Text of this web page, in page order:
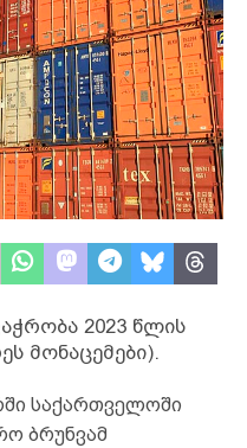
2023 წლის
მონაცემები).
საქართველოში
ბრუნვამ